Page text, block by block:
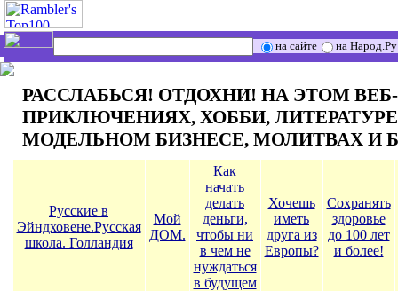
на сайте на Народ.Ру
РАССЛАБЬСЯ! ОТДОХНИ! НА ЭТОМ
ПРИКЛЮЧЕНИЯХ, ХОББИ,
МОДЕЛЬНОМ БИЗНЕСЕ, МОЛИТВАХ И
Русские в
Эйндховене.Русская
школа. Голландия
Мой
ДОМ.
Как
начать
делать
деньги,
чтобы ни
в чем не
нуждаться
в будущем
Хочешь
иметь
друга из
Европы?
Сохранять
здоровье
до 100 лет
и более!